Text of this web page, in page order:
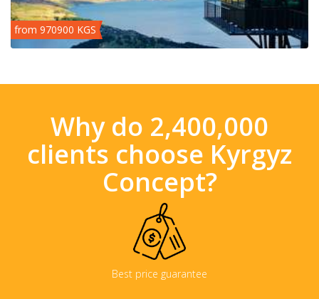
from 970900 KGS
Why do 2,400,000
clients choose Kyrgyz
Concept?
Best price guarantee